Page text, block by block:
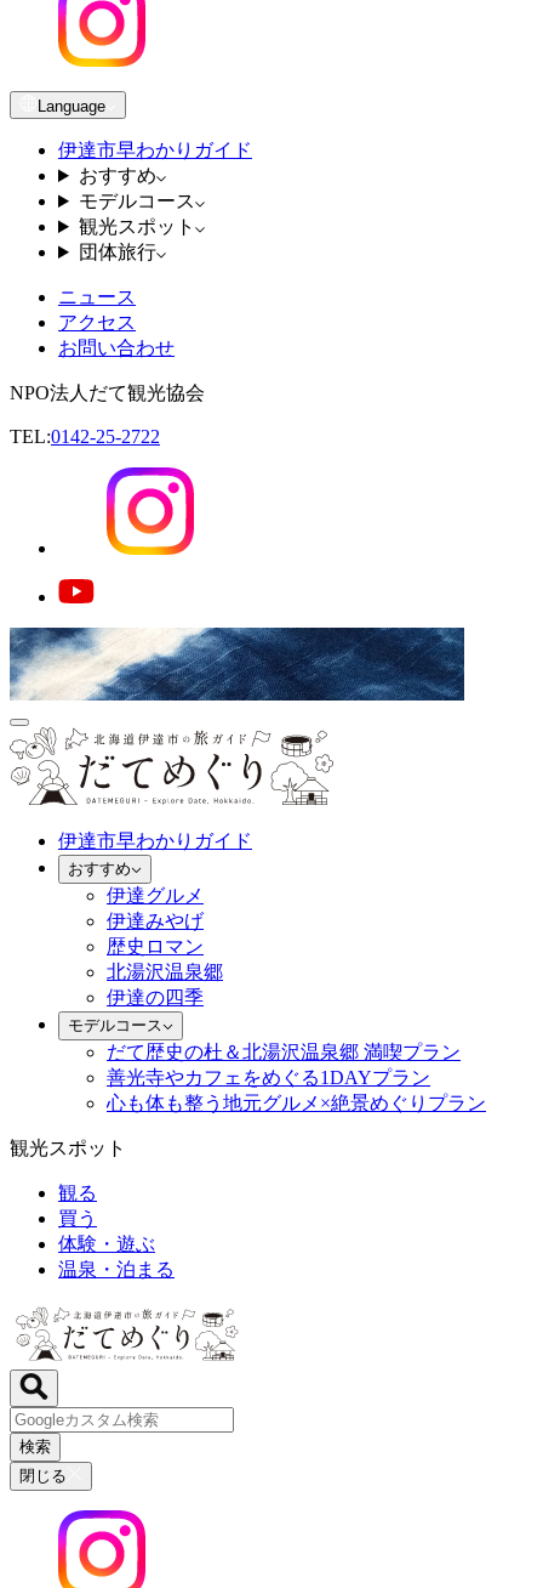
Language
伊達市早わかりガイド
おすすめ
モデルコース
観光スポット
団体旅行
ニュース
アクセス
お問い合わせ
NPO法人だて観光協会
TEL:0142-25-2722
伊達市早わかりガイド
おすすめ
伊達グルメ
伊達みやげ
歴史ロマン
北湯沢温泉郷
伊達の四季
モデルコース
だて歴史の杜＆北湯沢温泉郷 満喫プラン
善光寺やカフェをめぐる1DAYプラン
心も体も整う地元グルメ×絶景めぐりプラン
観光スポット
観る
買う
体験・遊ぶ
温泉・泊まる
検索
閉じる